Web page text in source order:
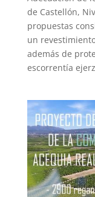
de Castellón,
propuestas
un
además de
escorrentía